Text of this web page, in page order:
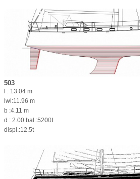
503
l : 13.04 m
lwl:11.96 m
b :4.11 m
d : 2.00 bal.:5200t
displ.:12.5t